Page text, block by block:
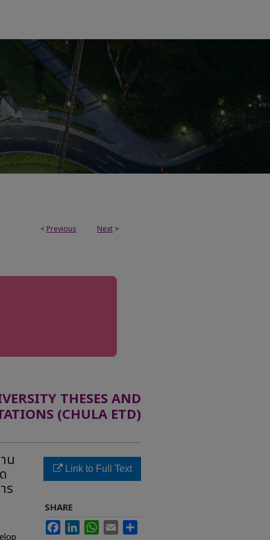
< Previous Next >
THESES AND
(CHULA ETD)
น
ร
Link to Full Text
SHARE
FacebookLinkedInWhatsApp
Email